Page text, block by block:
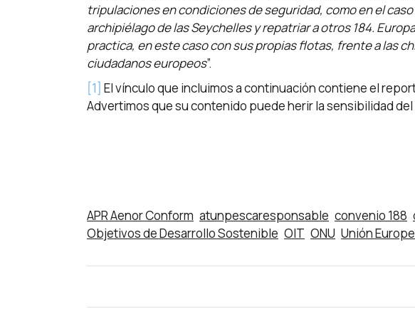
tripulaciones en condiciones de seguridad, como en el
archipiélago de las Seychelles y repatriar a otros 184. Europa
practica, en este caso con sus propias flotas, frente a las
ciudadanos europeos”.
[1] El vínculo que incluimos a continuación contiene el
Advertimos que su contenido puede herir la sensibilidad
APR Aenor Conform atunpescaresponsable convenio 188
Objetivos de Desarrollo Sostenible OIT ONU Unión